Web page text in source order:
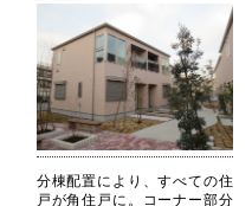
分棟配置により、すべての住
戸が角住戸に。コーナー部分